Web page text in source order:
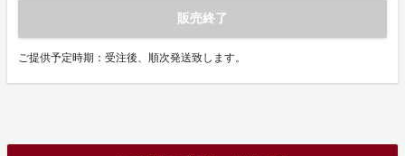
販売終了
ご提供予定時期：受注後、順次発送致します。